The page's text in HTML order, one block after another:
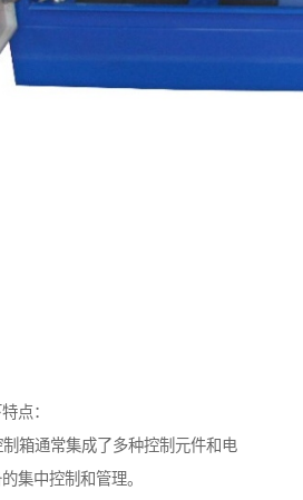
点：
箱通常集成了多种控制元件和电
集中控制和管理。